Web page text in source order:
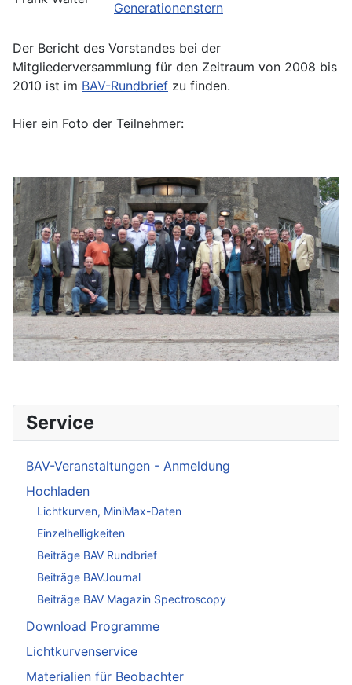
Generationenstern
Der Bericht des Vorstandes bei der
Mitgliederversammlung für den Zeitraum von 2008 bis
2010 ist im BAV-Rundbrief zu finden.
Hier ein Foto der Teilnehmer:
Service
BAV-Veranstaltungen - Anmeldung
Hochladen
Lichtkurven, MiniMax-Daten
Einzelhelligkeiten
Beiträge BAV Rundbrief
Beiträge BAVJournal
Beiträge BAV Magazin Spectroscopy
Download Programme
Lichtkurvenservice
Materialien für Beobachter